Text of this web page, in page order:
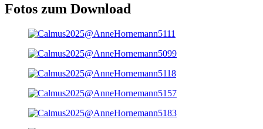
Fotos zum Download